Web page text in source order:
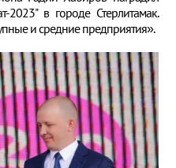
2023" в городе Стерлитамак.
и средние предприятия».